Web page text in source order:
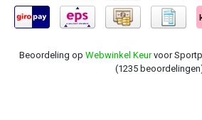
Beoordeling op Webwinkel Keurvoor
(1235